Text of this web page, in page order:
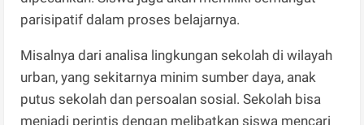
parisipatif dalam proses belajarnya.
Misalnya dari analisa lingkungan sekolah di wilayah
urban, yang sekitarnya minim sumber daya, anak
putus sekolah dan persoalan sosial. Sekolah bisa
menjadi perintis dengan melibatkan siswa mencari